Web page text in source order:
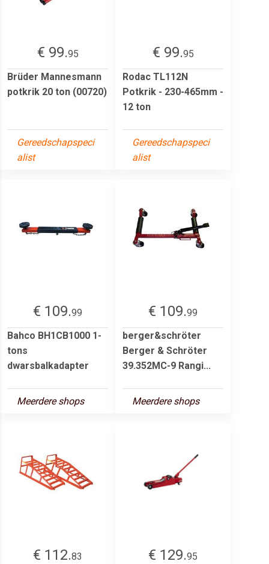
€ 99.95
Brüder Mannesmann
potkrik 20 ton (00720)
Gereedschapspeci
alist
€ 99.95
Rodac TL112N
Potkrik - 230-465mm -
12 ton
Gereedschapspeci
alist
€ 109.99
Bahco BH1CB1000 1-
tons
dwarsbalkadapter
Meerdere shops
€ 109.99
berger&schröter
Berger & Schröter
39.352MC-9 Rangi...
Meerdere shops
€ 112.83
€ 129.95